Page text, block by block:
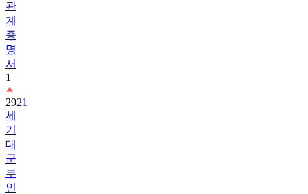
관
계
증
명
서
1
2921
세
기
대
군
부
인